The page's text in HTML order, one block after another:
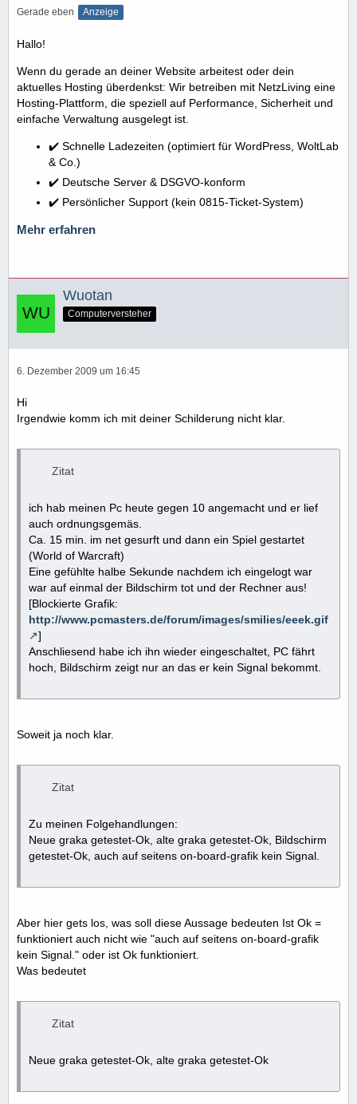
Gerade eben Anzeige
Hallo!
Wenn du gerade an deiner Website arbeitest oder dein
aktuelles Hosting überdenkst: Wir betreiben mit NetzLiving eine
Hosting-Plattform, die speziell auf Performance, Sicherheit und
einfache Verwaltung ausgelegt ist.
✔️ Schnelle Ladezeiten (optimiert für WordPress, WoltLab
& Co.)
✔️ Deutsche Server & DSGVO-konform
✔️ Persönlicher Support (kein 0815-Ticket-System)
Mehr erfahren
Wuotan
Computerversteher
6. Dezember 2009 um 16:45
Hi
Irgendwie komm ich mit deiner Schilderung nicht klar.
Zitat
ich hab meinen Pc heute gegen 10 angemacht und er lief
auch ordnungsgemäs.
Ca. 15 min. im net gesurft und dann ein Spiel gestartet
(World of Warcraft)
Eine gefühlte halbe Sekunde nachdem ich eingelogt war
war auf einmal der Bildschirm tot und der Rechner aus!
[Blockierte Grafik:
http://www.pcmasters.de/forum/images/smilies/eeek.gif
]
Anschliesend habe ich ihn wieder eingeschaltet, PC fährt
hoch, Bildschirm zeigt nur an das er kein Signal bekommt.
Soweit ja noch klar.
Zitat
Zu meinen Folgehandlungen:
Neue graka getestet-Ok, alte graka getestet-Ok, Bildschirm
getestet-Ok, auch auf seitens on-board-grafik kein Signal.
Aber hier gets los, was soll diese Aussage bedeuten Ist Ok =
funktioniert auch nicht wie "auch auf seitens on-board-grafik
kein Signal." oder ist Ok funktioniert.
Was bedeutet
Zitat
Neue graka getestet-Ok, alte graka getestet-Ok